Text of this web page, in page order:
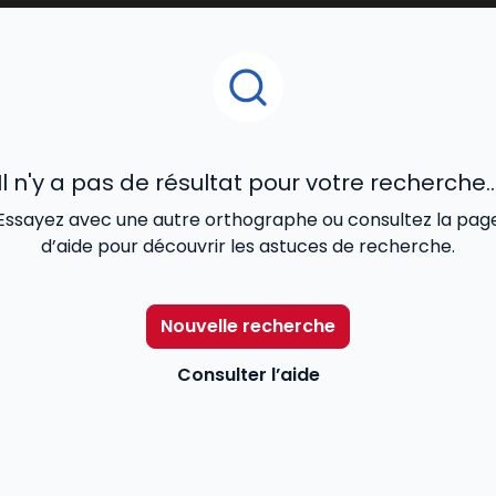
HSE, offrant ainsi auxjuristes, responsables
Il n'y a pas de résultat pour votre
avec une autre orthographe ou consultez la
d’aide pour découvrir les astuces de recherche.
Nouvelle recherche
Consulter l’aide